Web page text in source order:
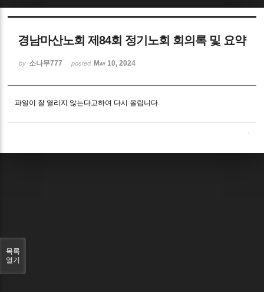
경남마산노회 제84회 정기노회 회의록 및 요약
by 소나무777 posted May 10, 2024
파일이 잘 열리지 않는다고하여 다시 올립니다.
목록
열기
Sketchbook5, 스케치북5
Sketchbook5, 스케치북5